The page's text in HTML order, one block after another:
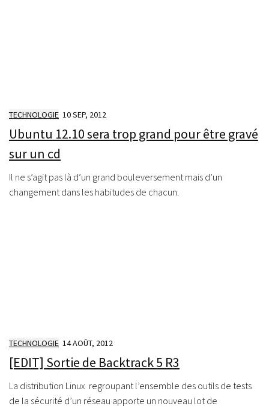
TECHNOLOGIE 10 SEP, 2012
Ubuntu 12.10 sera trop grand pour être gravé
sur un cd
Il ne s’agit pas là d’un grand bouleversement mais d’un
changement dans les habitudes de chacun.
TECHNOLOGIE 14 AOÛT, 2012
[EDIT] Sortie de Backtrack 5 R3
La distribution Linux regroupant l’ensemble des outils de tests
de la sécurité d’un réseau apporte un nouveau lot de